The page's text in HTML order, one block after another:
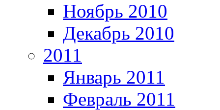
Ноябрь 2010
Декабрь 2010
2011
Январь 2011
Февраль 2011